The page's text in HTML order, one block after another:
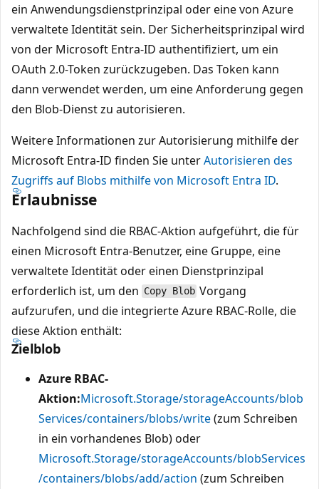
ein Anwendungsdienstprinzipal oder eine von Azure
verwaltete Identität sein. Der Sicherheitsprinzipal wird
von der Microsoft Entra-ID authentifiziert, um ein
OAuth 2.0-Token zurückzugeben. Das Token kann
dann verwendet werden, um eine Anforderung gegen
den Blob-Dienst zu autorisieren.
Weitere Informationen zur Autorisierung mithilfe der
Microsoft Entra-ID finden Sie unterAutorisieren des
Zugriffs auf Blobs mithilfe von Microsoft Entra ID.
Erlaubnisse
Nachfolgend sind die RBAC-Aktion aufgeführt, die für
einen Microsoft Entra-Benutzer, eine Gruppe, eine
verwaltete Identität oder einen Dienstprinzipal
erforderlich ist, um den Copy Blob Vorgang
aufzurufen, und die integrierte Azure RBAC-Rolle, die
diese Aktion enthält:
Zielblob
Azure RBAC-
Aktion:Microsoft.Storage/storageAccounts/blob
Services/containers/blobs/write(zum Schreiben
in ein vorhandenes Blob) oder
Microsoft.Storage/storageAccounts/blobServices
/containers/blobs/add/action (zum Schreiben